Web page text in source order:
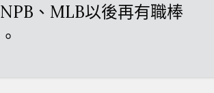
、MLB以後再有職棒